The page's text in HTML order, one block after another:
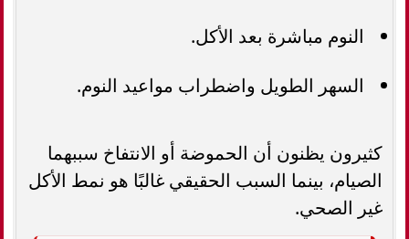
النوم مباشرة بعد الأكل.
السهر الطويل واضطراب مواعيد النوم.
كثيرون يظنون أن الحموضة أو الانتفاخ سببهما
الصيام، بينما السبب الحقيقي غالبًا هو نمط الأكل
غير الصحي.